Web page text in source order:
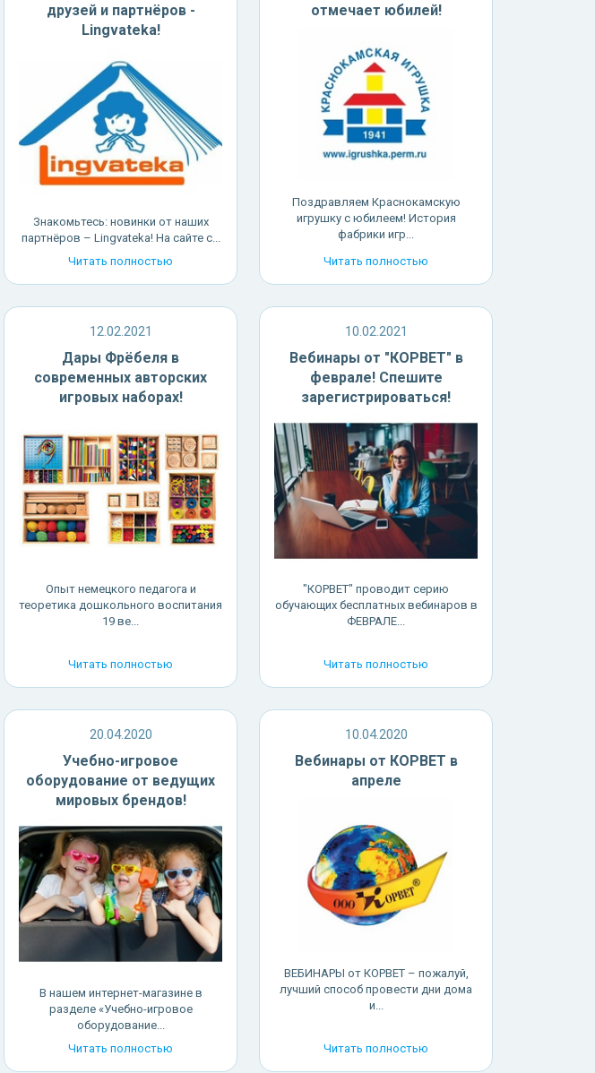
друзей и партнёров -
Lingvateka!
Знакомьтесь: новинки от наших
партнёров – Lingvateka! На сайте c...
Читать полностью
отмечает юбилей!
Поздравляем Краснокамскую
игрушку с юбилеем! История
фабрики игр...
Читать полностью
12.02.2021
Дары Фрёбеля в
современных авторских
игровых наборах!
Опыт немецкого педагога и
теоретика дошкольного воспитания
19 ве...
Читать полностью
10.02.2021
Вебинары от "КОРВЕТ" в
феврале! Спешите
зарегистрироваться!
"КОРВЕТ" проводит серию
обучающих бесплатных вебинаров в
ФЕВРАЛЕ...
Читать полностью
20.04.2020
Учебно-игровое
оборудование от ведущих
мировых брендов!
В нашем интернет-магазине в
разделе «Учебно-игровое
оборудование...
Читать полностью
10.04.2020
Вебинары от КОРВЕТ в
апреле
ВЕБИНАРЫ от КОРВЕТ – пожалуй,
лучший способ провести дни дома
и...
Читать полностью